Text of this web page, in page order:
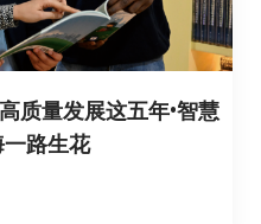
质量发展这五年•智慧
路生花